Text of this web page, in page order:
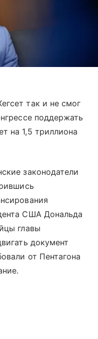
так и не смог
поддержать
на 1,5 триллиона
законодатели
США Дональда
главы
документ
от Пентагона